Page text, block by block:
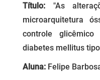
Título: "As
microarquitetura
controle
diabetes mellitus
Aluna: Felipe